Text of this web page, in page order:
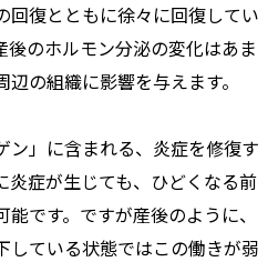
回復とともに徐々に回復してい
後のホルモン分泌の変化はあま
の組織に影響を与えます。
ン」に含まれる、炎症を修復す
炎症が生じても、ひどくなる前
です。ですが産後のように、
している状態ではこの働きが弱